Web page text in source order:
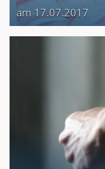
am 17.07.2017